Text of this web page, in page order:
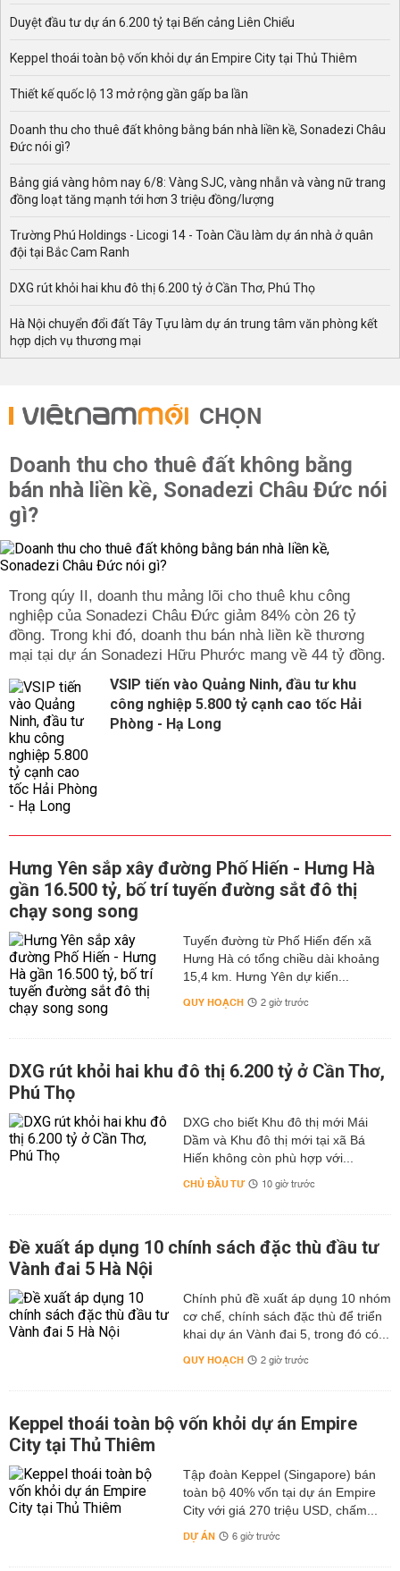
Duyệt đầu tư dự án 6.200 tỷ tại Bến cảng Liên Chiểu
Keppel thoái toàn bộ vốn khỏi dự án Empire City tại Thủ Thiêm
Thiết kế quốc lộ 13 mở rộng gần gấp ba lần
Doanh thu cho thuê đất không bằng bán nhà liền kề, Sonadezi Châu
Đức nói gì?
Bảng giá vàng hôm nay 6/8: Vàng SJC, vàng nhẫn và vàng nữ trang
đồng loạt tăng mạnh tới hơn 3 triệu đồng/lượng
Trường Phú Holdings - Licogi 14 - Toàn Cầu làm dự án nhà ở quân
đội tại Bắc Cam Ranh
DXG rút khỏi hai khu đô thị 6.200 tỷ ở Cần Thơ, Phú Thọ
Hà Nội chuyển đổi đất Tây Tựu làm dự án trung tâm văn phòng kết
hợp dịch vụ thương mại
CHỌN
Doanh thu cho thuê đất không bằng
bán nhà liền kề, Sonadezi Châu Đức nói
gì?
Trong qúy II, doanh thu mảng lõi cho thuê khu công
nghiệp của Sonadezi Châu Đức giảm 84% còn 26 tỷ
đồng. Trong khi đó, doanh thu bán nhà liền kề thương
mại tại dự án Sonadezi Hữu Phước mang về 44 tỷ đồng.
VSIP tiến vào Quảng Ninh, đầu tư khu
công nghiệp 5.800 tỷ cạnh cao tốc Hải
Phòng - Hạ Long
Hưng Yên sắp xây đường Phố Hiến - Hưng Hà
gần 16.500 tỷ, bố trí tuyến đường sắt đô thị
chạy song song
Tuyến đường từ Phố Hiến đến xã
Hưng Hà có tổng chiều dài khoảng
15,4 km. Hưng Yên dự kiến...
QUY HOẠCH 2 giờ trước
DXG rút khỏi hai khu đô thị 6.200 tỷ ở Cần Thơ,
Phú Thọ
DXG cho biết Khu đô thị mới Mái
Dầm và Khu đô thị mới tại xã Bá
Hiến không còn phù hợp với...
CHỦ ĐẦU TƯ 10 giờ trước
Đề xuất áp dụng 10 chính sách đặc thù đầu tư
Vành đai 5 Hà Nội
Chính phủ đề xuất áp dụng 10 nhóm
cơ chế, chính sách đặc thù để triển
khai dự án Vành đai 5, trong đó có...
QUY HOẠCH 2 giờ trước
Keppel thoái toàn bộ vốn khỏi dự án Empire
City tại Thủ Thiêm
Tập đoàn Keppel (Singapore) bán
toàn bộ 40% vốn tại dự án Empire
City với giá 270 triệu USD, chấm...
DỰ ÁN 6 giờ trước